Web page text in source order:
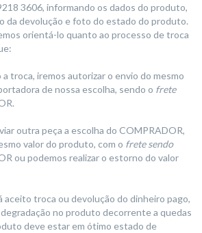
3606, informando os dados do produto,
da devolução e foto do estado do produto.
orientá-lo quanto ao processo de troca
iremos autorizar o envio do mesmo
de nossa escolha, sendo o frete
peça a escolha do COMPRADOR,
valor do produto, com o frete sendo
ou podemos realizar o estorno do valor
aceito troca ou devolução do dinheiro pago,
no produto decorrente a quedas
deve estar em ótimo estado de